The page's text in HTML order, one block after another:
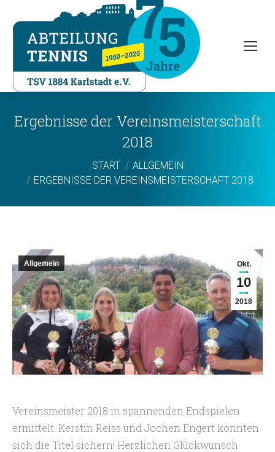
Ergebnisse der Vereinsmeisterschaft
2018
Sie befinden sich hier:
START
ALLGEMEIN
ERGEBNISSE DER VEREINSMEISTERSCHAFT 2018
Okt.
10
2018
Allgemein
Vereinsmeister 2018 in spannenden Endspielen
ermittelt. Kerstin Reiss und Jochen Engert konnten
sich die Titel sichern! Herzlichen Glückwunsch